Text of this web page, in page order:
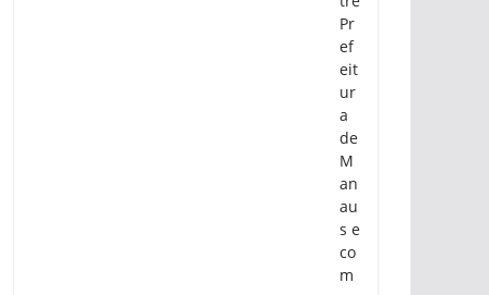
Pr
ef
eit
ur
a
de
M
an
au
s e
co
m